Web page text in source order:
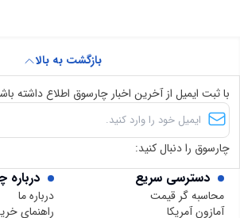
دسترسی سریع
محاسبه گر قیمت
آمازون آمریکا
درباره
درباره ما
راهنمای
بازگشت به بالا
با ثبت ایمیل از آخرین اخبار چارسوق اطلاع داشته
چارسوق را دنبال کنید: